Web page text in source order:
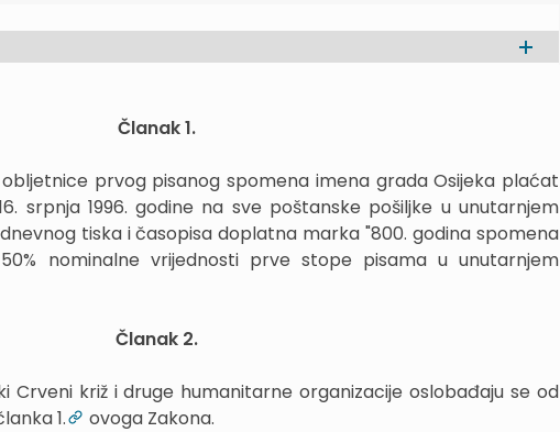
Članak 1.
prvog pisanog spomena imena grada Osijeka plaćat
srpnja 1996. godine na sve poštanske pošiljke u unutarnjem
tiska i časopisa doplatna marka "800. godina spomena
nominalne vrijednosti prve stope pisama u unutarnjem
Članak 2.
Crveni križ i druge humanitarne organizacije oslobađaju se od
1.
ovoga Zakona.